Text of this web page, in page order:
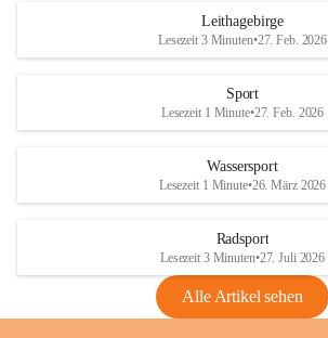
Maßnahmen zur Bekämpfung
Rebe und der Amerikanischen
Anhang VBl. EU Nr. 18
1 Seite•1,4 MB
VBl. EU Nr. 18_2026
Leithagebirge
Lesezeit 3 Minuten•27. Feb. 2026
Sport
Lesezeit 1 Minute•27. Feb. 2026
Wassersport
Lesezeit 1 Minute•26. März 2026
Radsport
Lesezeit 3 Minuten•27. Juli 2026
Alle Artikel sehen